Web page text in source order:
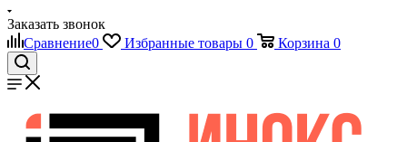
Заказать звонок
Сравнение0 Избранные товары 0 Корзина 0